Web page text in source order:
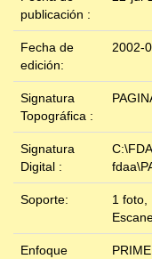
publicación :
Fecha de
edición:
2002-
Signatura
Topográfica :
Signatura
Digital :
Soporte:
1 foto,
Enfoque